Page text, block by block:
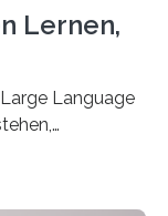
Lernen,
Language
Ruhr-